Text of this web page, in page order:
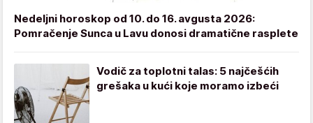
Nedeljni horoskop od 10. do 16. avgusta 2026:
Pomračenje Sunca u Lavu donosi dramatične rasplete
Vodič za toplotni talas: 5 najčešćih
grešaka u kući koje moramo izbeći